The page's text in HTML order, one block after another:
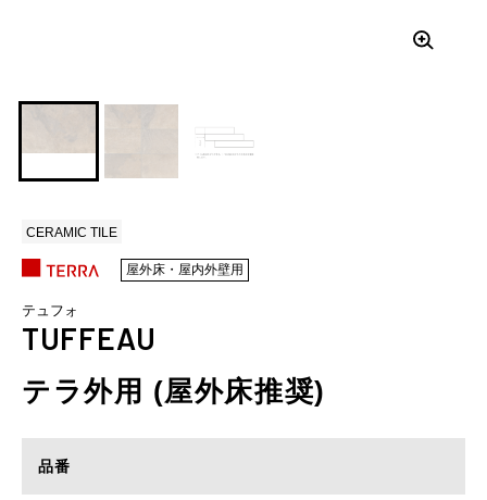
CERAMIC TILE
屋外床・屋内外壁用
テュフォ
TUFFEAU
テラ外用 (屋外床推奨)
品番